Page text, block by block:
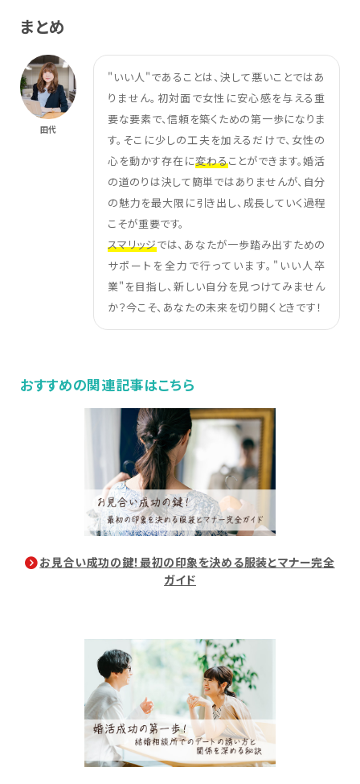
まとめ
"いい人"であることは、決して悪いことではあ
りません。初対面で女性に安心感を与える重
要な要素で、信頼を築くための第一歩になりま
す。そこに少しの工夫を加えるだけで、女性の
心を動かす存在に変わることができます。婚活
の道のりは決して簡単ではありませんが、自分
の魅力を最大限に引き出し、成長していく過程
こそが重要です。
スマリッジでは、あなたが一歩踏み出すための
サポートを全力で行っています。"いい人卒
業"を目指し、新しい自分を見つけてみません
か？今こそ、あなたの未来を切り開くときです！
田代
おすすめの関連記事はこちら
お見合い成功の鍵！最初の印象を決める服装とマナー完全
ガイド